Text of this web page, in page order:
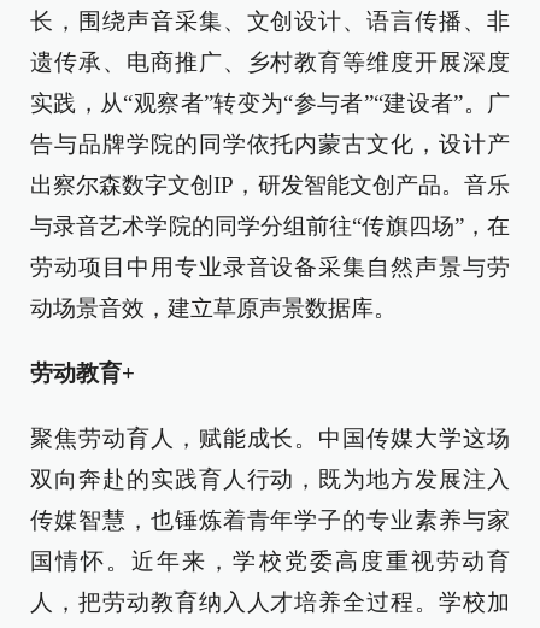
长，围绕声音采集、文创设计、语言传播、非
遗传承、电商推广、乡村教育等维度开展深度
实践，从“观察者”转变为“参与者”“建设者”。广
告与品牌学院的同学依托内蒙古文化，设计产
出察尔森数字文创IP，研发智能文创产品。音乐
与录音艺术学院的同学分组前往“传旗四场”，在
劳动项目中用专业录音设备采集自然声景与劳
动场景音效，建立草原声景数据库。
劳动教育+
聚焦劳动育人，赋能成长。中国传媒大学这场
双向奔赴的实践育人行动，既为地方发展注入
传媒智慧，也锤炼着青年学子的专业素养与家
国情怀。近年来，学校党委高度重视劳动育
人，把劳动教育纳入人才培养全过程。学校加